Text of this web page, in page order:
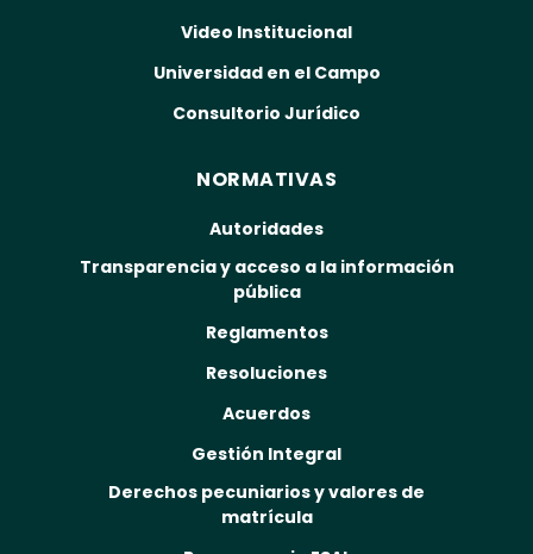
Video Institucional
Universidad en el Campo
Consultorio Jurídico
NORMATIVAS
Autoridades
Transparencia y acceso a la información
pública
Reglamentos
Resoluciones
Acuerdos
Gestión Integral
Derechos pecuniarios y valores de
matrícula